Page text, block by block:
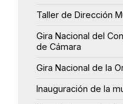
Taller de Dirección
Gira Nacional del
de Cámara
Gira Nacional de la
Inauguración de la